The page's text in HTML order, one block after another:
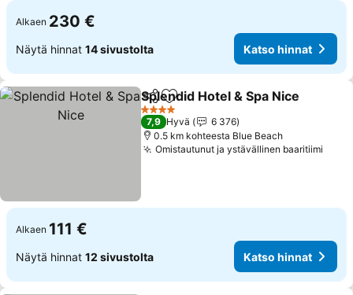
Alkaen 230 €
Näytä hinnat 14 sivustolta Katso hinnat
Jaa Lisää suosikkeihin
Splendid Hotel & Spa Nice
4 Tähtiluokitus
7,9 Hyvä
6 376
0.5 km kohteesta Blue Beach
Omistautunut ja ystävällinen baaritiimi
Alkaen 111 €
Näytä hinnat 12 sivustolta Katso hinnat